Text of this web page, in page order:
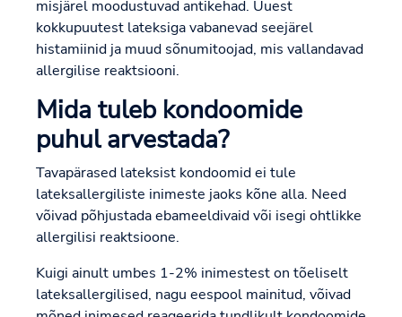
misjärel moodustuvad antikehad. Uuest
kokkupuutest lateksiga vabanevad seejärel
histamiinid ja muud sõnumitoojad, mis vallandavad
allergilise reaktsiooni.
Mida tuleb kondoomide
puhul arvestada?
Tavapärased lateksist kondoomid ei tule
lateksallergiliste inimeste jaoks kõne alla. Need
võivad põhjustada ebameeldivaid või isegi ohtlikke
allergilisi reaktsioone.
Kuigi ainult umbes 1-2% inimestest on tõeliselt
lateksallergilised, nagu eespool mainitud, võivad